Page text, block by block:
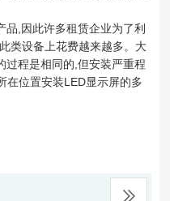
品,因此许多租赁企业为了利
类设备上花费越来越多。大
过程是相同的,但安装严重程
在位置安装LED显示屏的多